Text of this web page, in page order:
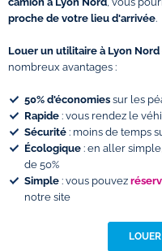
proche de votre lieu d'arrivée.
Louer un utilitaire à Lyon
nombreux avantages :
50% d'économies sur les
Rapide : vous rendez le
Sécurité : moins de temps
Écologique : en aller
de 50%
Simple : vous pouvez
notre site